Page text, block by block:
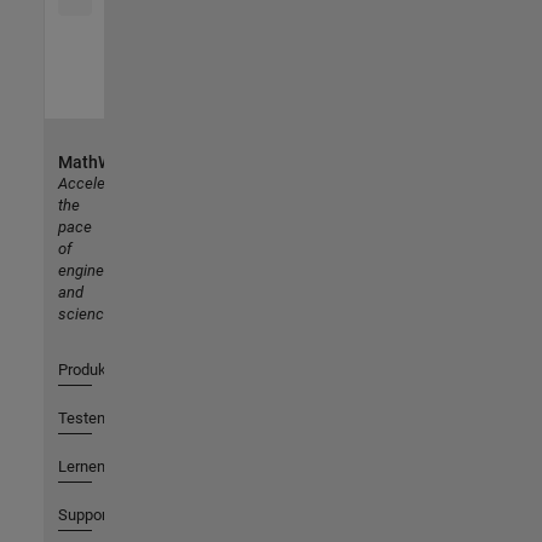
MathWorks
Accelerating
the
pace
of
engineering
and
science
Produkte
Testen oder Kaufen
Lernen
Support